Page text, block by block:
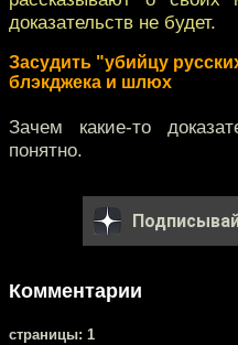
доказательств не будет.
Засудить "убийцу
блэкджека и шлюх
Зачем какие-то
понятно.
Комментарии
cтраницы: 1